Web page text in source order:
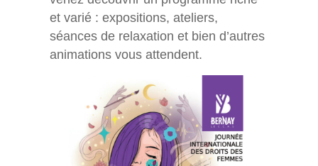
et varié : expositions, ateliers,
séances de relaxation et bien d’autres
animations vous attendent.